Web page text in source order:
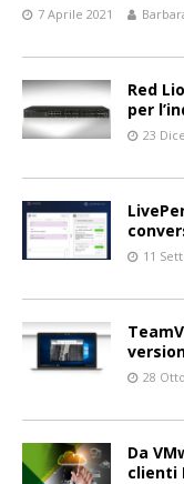
7 Aprile 2021
Red
per
23
11
28
Da
clienti